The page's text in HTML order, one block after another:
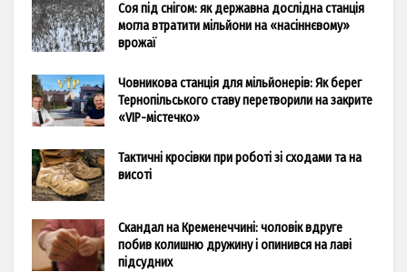
Соя під снігом: як державна дослідна станція
могла втратити мільйони на «насіннєвому»
врожаї
Човникова станція для мільйонерів: Як берег
Тернопільського ставу перетворили на закрите
«VIP-містечко»
Тактичні кросівки при роботі зі сходами та на
висоті
Скандал на Кременеччині: чоловік вдруге
побив колишню дружину і опинився на лаві
підсудних